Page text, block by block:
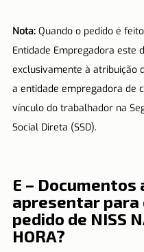
Nota: Quando o pedido é
Entidade Empregadora este
exclusivamente à atribuição
a entidade empregadora de
vínculo do trabalhador na
Social Direta (SSD).
E – Documentos
apresentar para
pedido de NISS
HORA?